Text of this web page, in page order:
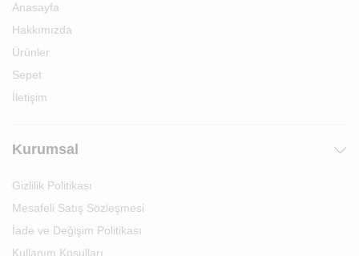
Anasayfa
Hakkımızda
Ürünler
Sepet
İletişim
Kurumsal
Gizlilik Politikası
Mesafeli Satış Sözleşmesi
İade ve Değişim Politikası
Kullanım Koşulları